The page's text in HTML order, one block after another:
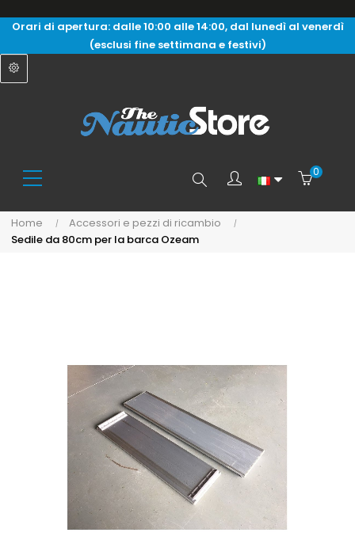
Orari di apertura: dalle 10:00 alle 14:00, dal lunedì al venerdì
(esclusi fine settimana e festivi)
Search
here...
0
Home
Accessori e pezzi di ricambio
Sedile da 80cm per la barca Ozeam